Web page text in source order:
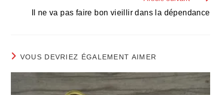
Il ne va pas faire bon vieillir dans la dépendance
VOUS DEVRIEZ ÉGALEMENT AIMER